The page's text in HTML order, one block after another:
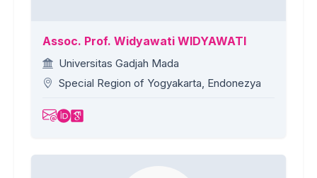
Assoc. Prof. Widyawati WIDYAWATI
Universitas Gadjah Mada
Special Region of Yogyakarta, Endonezya